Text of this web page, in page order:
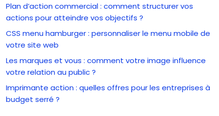
Plan d’action commercial : comment structurer vos
actions pour atteindre vos objectifs ?
CSS menu hamburger : personnaliser le menu mobile de
votre site web
Les marques et vous : comment votre image influence
votre relation au public ?
Imprimante action : quelles offres pour les entreprises à
budget serré ?